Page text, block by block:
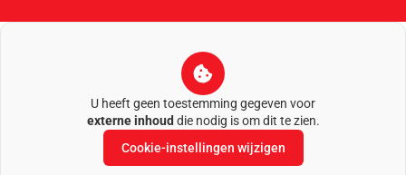
U heeft geen toestemming gegeven voor
externe inhoud die nodig is om dit te zien.
Cookie-instellingen wijzigen